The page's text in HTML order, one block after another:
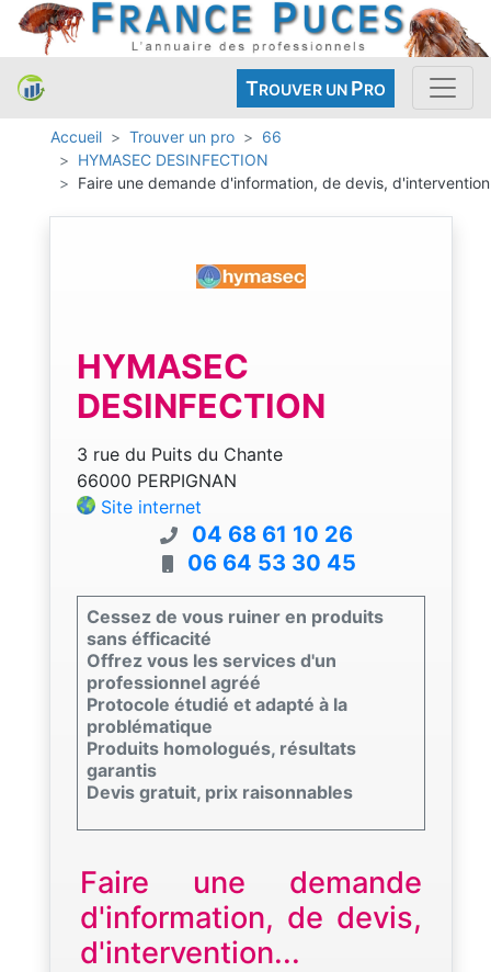
TROUVER UN PRO
Accueil Trouver un pro
66
HYMASEC DESINFECTION
Faire une demande d'information, de devis, d'intervention
HYMASEC
DESINFECTION
3 rue du Puits du Chante
66000 PERPIGNAN
Site internet
04 68 61 10 26
06 64 53 30 45
Cessez de vous ruiner en produits
sans éfficacité
Offrez vous les services d'un
professionnel agréé
Protocole étudié et adapté à la
problématique
Produits homologués, résultats
garantis
Devis gratuit, prix raisonnables
Faire une demande
d'information, de devis,
d'intervention...